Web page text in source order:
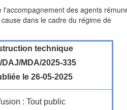
des agents
dans le cadre du régime de
technique
DAJ/MDA/2025-335
le 26-05-2025
: Tout public